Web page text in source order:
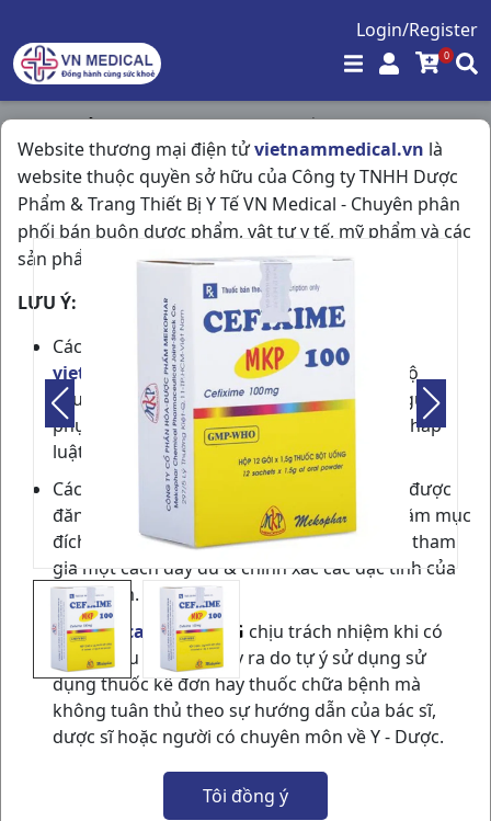
Login/Register
0
Website thương mại điện tửvietnammedical.vn là
website thuộc quyền sở hữu của Công ty TNHH Dược
Phẩm & Trang Thiết Bị Y Tế VN Medical - Chuyên phân
phối bán buôn dược phẩm, vật tư y tế, mỹ phẩm và các
sản phẩm được phép lưu hành tại Việt Nam.
LƯU Ý:
Các thành viên tham gia cộng đồng
vietnammedical.vn
cần phải có đủ trình độ
chuyên môn về dược phẩm hoặc phải có người
phụ trách chuyên môn theo quy định của pháp
luật.
Các thông tin về sản phẩm, giá bán, ưu đãi được
đăng trên website
vietnammedical.vn
nhằm mục
đích cung cấp các thông tin cho thành viên tham
gia một cách đầy đủ & chính xác các đặc tính của
sản phẩm.
VN Medical
sẽKHÔNG chịu trách nhiệm khi có
bất kỳ hậu quả nào xảy ra do tự ý sử dụng sử
dụng thuốc kê đơn hay thuốc chữa bệnh mà
không tuân thủ theo sự hướng dẫn của bác sĩ,
dược sĩ hoặc người có chuyên môn về Y - Dược.
Tôi đồng ý
Trang chủ / Kháng Sinh - Kháng Nấm - Kháng Virus /
Cefixim 100mg H12g1,5gr Mekophar
CEFIXIM 100MG H12G1,5GR MEKOPHAR
Mekophar